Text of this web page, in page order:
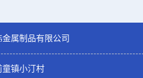
金属制品有限公司
童镇小汀村